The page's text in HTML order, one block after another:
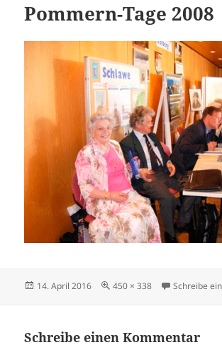
Pommern-Tage 2008
Veröffentlicht
14. April 2016 Originalgröße
450 × 338 Schreibe
Schreibe einen Kommentar